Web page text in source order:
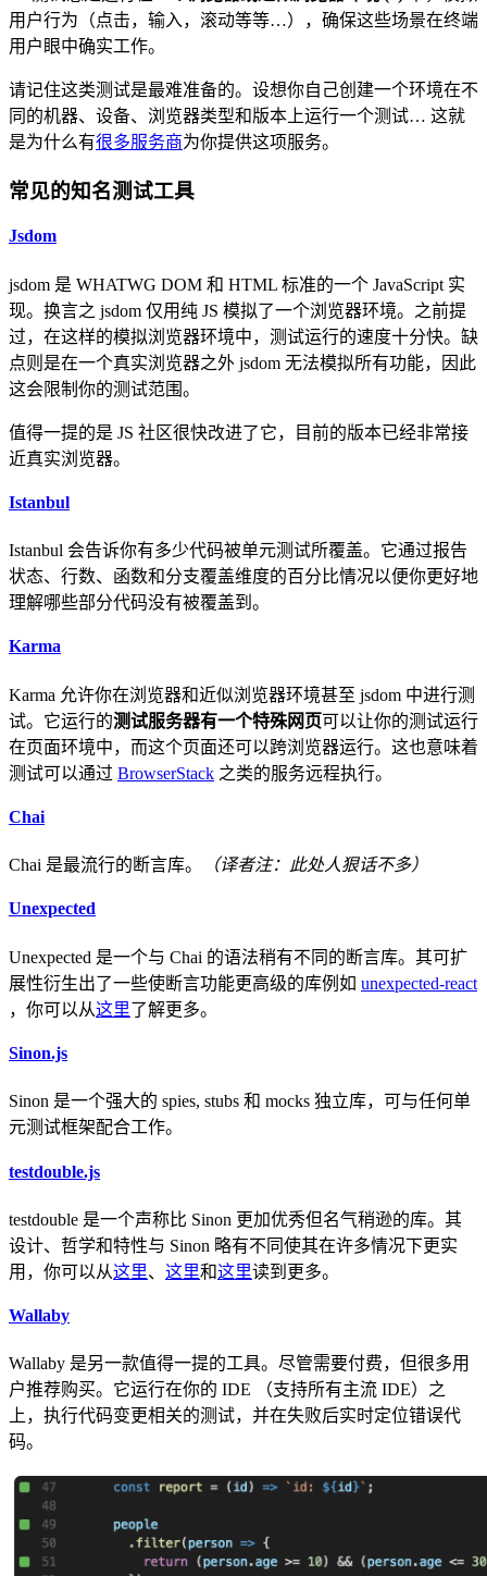
用户行为（点击，输入，滚动等等…），确保这些场景在终端
用户眼中确实工作。
请记住这类测试是最难准备的。设想你自己创建一个环境在不
同的机器、设备、浏览器类型和版本上运行一个测试… 这就
是为什么有很多服务商为你提供这项服务。
常见的知名测试工具
Jsdom
jsdom 是 WHATWG DOM 和 HTML 标准的一个 JavaScript 实
现。换言之 jsdom 仅用纯 JS 模拟了一个浏览器环境。之前提
过，在这样的模拟浏览器环境中，测试运行的速度十分快。缺
点则是在一个真实浏览器之外 jsdom 无法模拟所有功能，因此
这会限制你的测试范围。
值得一提的是 JS 社区很快改进了它，目前的版本已经非常接
近真实浏览器。
Istanbul
Istanbul 会告诉你有多少代码被单元测试所覆盖。它通过报告
状态、行数、函数和分支覆盖维度的百分比情况以便你更好地
理解哪些部分代码没有被覆盖到。
Karma
Karma 允许你在浏览器和近似浏览器环境甚至 jsdom 中进行测
试。它运行的测试服务器有一个特殊网页可以让你的测试运行
在页面环境中，而这个页面还可以跨浏览器运行。这也意味着
测试可以通过 BrowserStack 之类的服务远程执行。
Chai
Chai 是最流行的断言库。 （译者注：此处人狠话不多）
Unexpected
Unexpected 是一个与 Chai 的语法稍有不同的断言库。其可扩
展性衍生出了一些使断言功能更高级的库例如 unexpected-react
，你可以从这里了解更多。
Sinon.js
Sinon 是一个强大的 spies, stubs 和 mocks 独立库，可与任何单
元测试框架配合工作。
testdouble.js
testdouble 是一个声称比 Sinon 更加优秀但名气稍逊的库。其
设计、哲学和特性与 Sinon 略有不同使其在许多情况下更实
用，你可以从这里、 这里和这里读到更多。
Wallaby
Wallaby 是另一款值得一提的工具。尽管需要付费，但很多用
户推荐购买。它运行在你的 IDE （支持所有主流 IDE）之
上，执行代码变更相关的测试，并在失败后实时定位错误代
码。